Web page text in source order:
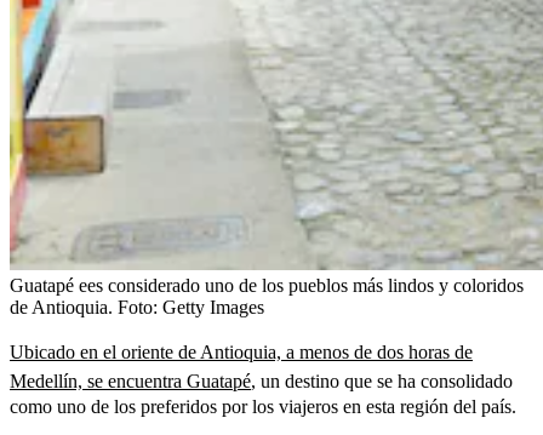
Guatapé ees considerado uno de los pueblos más lindos y coloridos
de Antioquia. Foto: Getty Images
Ubicado en el oriente de Antioquia, a menos de dos horas de
Medellín, se encuentra Guatapé, un destino que se ha consolidado
como uno de los preferidos por los viajeros en esta región del país.